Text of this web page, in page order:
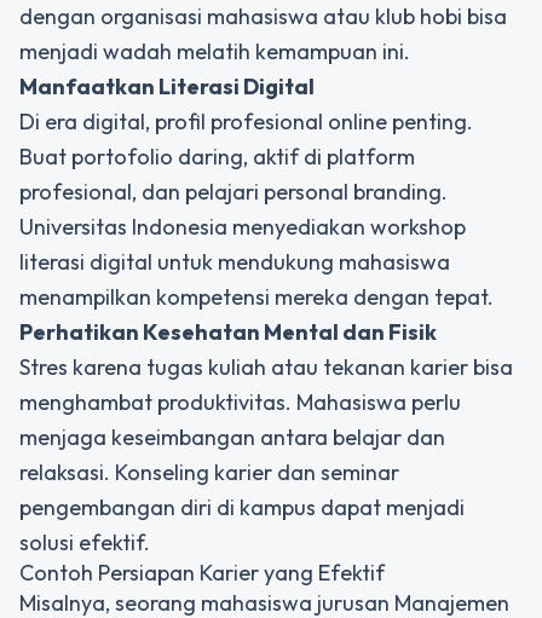
dengan organisasi mahasiswa atau klub hobi bisa
menjadi wadah melatih kemampuan ini.
Manfaatkan Literasi Digital
Di era digital, profil profesional online penting.
Buat portofolio daring, aktif di platform
profesional, dan pelajari personal branding.
Universitas Indonesia menyediakan workshop
literasi digital untuk mendukung mahasiswa
menampilkan kompetensi mereka dengan tepat.
Perhatikan Kesehatan Mental dan Fisik
Stres karena tugas kuliah atau tekanan karier bisa
menghambat produktivitas. Mahasiswa perlu
menjaga keseimbangan antara belajar dan
relaksasi. Konseling karier dan seminar
pengembangan diri di kampus dapat menjadi
solusi efektif.
Contoh Persiapan Karieryang Efektif
Misalnya, seorang mahasiswa jurusan Manajemen